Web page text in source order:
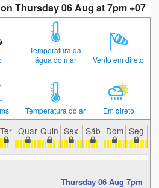
Thursday 06 Aug at 7pm +07
Temperatura da
água do mar
Vento em direto
Temperatura do ar Em direto
Ter Quar Quin Sex Sáb Dom Seg
Thursday 06 Aug 7pm